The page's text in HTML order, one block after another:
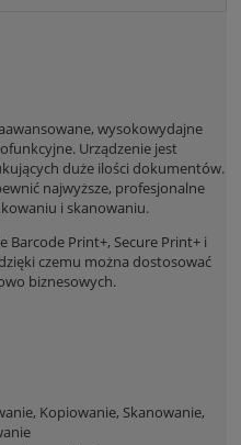
wysokowydajne
Urządzenie jest
duże ilości dokumentów.
najwyższe, profesjonalne
i skanowaniu.
Print+, Secure Print+ i
czemu można dostosować
biznesowych.
Kopiowanie, Skanowanie,